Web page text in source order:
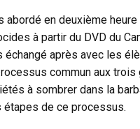
abordé en deuxième heure
à partir du DVD du
échangé après avec les
commun aux trois
à sombrer dans la
de ce processus.